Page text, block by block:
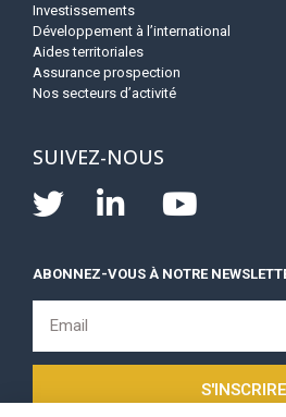
Investissements
Développement à l’international
Aides territoriales
Assurance prospection
Nos secteurs d’activité
SUIVEZ-NOUS
ABONNEZ-VOUS À NOTRE
S'INSCRIRE